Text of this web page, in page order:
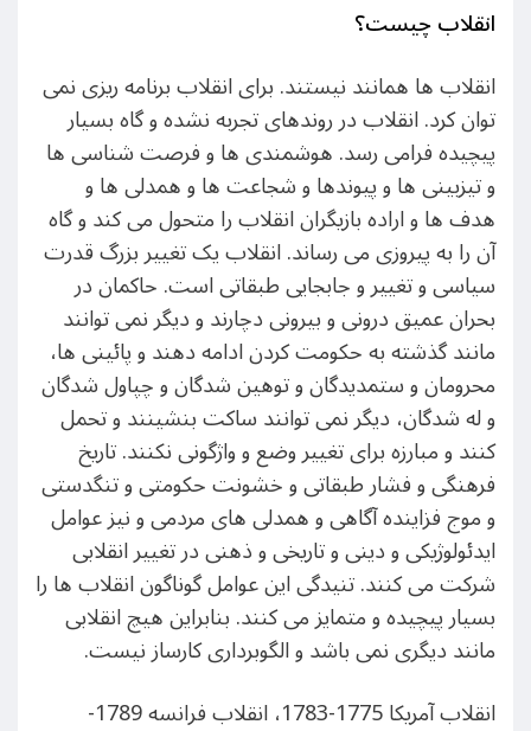
انقلاب چیست؟
انقلاب ها همانند نیستند. برای انقلاب برنامه ریزی نمی
توان کرد. انقلاب در روندهای تجربه نشده و گاه بسیار
پیچیده فرامی رسد. هوشمندی ها و فرصت شناسی ها
و تیزبینی ها و پیوندها و شجاعت ها و همدلی ها و
هدف ها و اراده بازیگران انقلاب را متحول می کند و گاه
آن را به پیروزی می رساند. انقلاب یک تغییر بزرگ قدرت
سیاسی و تغییر و جابجایی طبقاتی است. حاکمان در
بحران عمیق درونی و بیرونی دچارند و دیگر نمی توانند
مانند گذشته به حکومت کردن ادامه دهند و پائینی ها،
محرومان و ستمدیدگان و توهین شدگان و چپاول شدگان
و له شدگان، دیگر نمی توانند ساکت بنشینند و تحمل
کنند و مبارزه برای تغییر وضع و واژگونی نکنند. تاریخ
فرهنگی و فشار طبقاتی و خشونت حکومتی و تنگدستی
و موج فزاینده آگاهی و همدلی های مردمی و نیز عوامل
ایدئولوژیکی و دینی و تاریخی و ذهنی در تغییر انقلابی
شرکت می کنند. تنیدگی این عوامل گوناگون انقلاب ها را
بسیار پیچیده و متمایز می کنند. بنابراین هیچ انقلابی
مانند دیگری نمی باشد و الگوبرداری کارساز نیست.
انقلاب آمریکا 1775-1783، انقلاب فرانسه 1789-